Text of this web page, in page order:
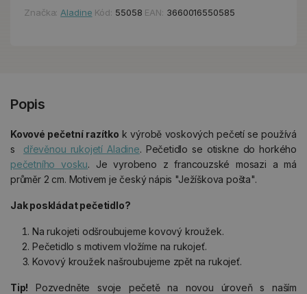
Značka: Aladine Kód: 55058 EAN: 3660016550585
Popis
Kovové pečetní razítko k výrobě voskových pečetí se používá
s dřevěnou rukojetí Aladine. Pečetidlo se otiskne do horkého
pečetního vosku. Je vyrobeno z francouzské mosazi a má
průměr 2 cm. Motivem je český nápis "Ježíškova pošta".
Jak poskládat pečetidlo?
Na rukojeti odšroubujeme kovový kroužek.
Pečetidlo s motivem vložíme na rukojeť.
Kovový kroužek našroubujeme zpět na rukojeť.
Tip! Pozvedněte svoje pečetě na novou úroveň s naším